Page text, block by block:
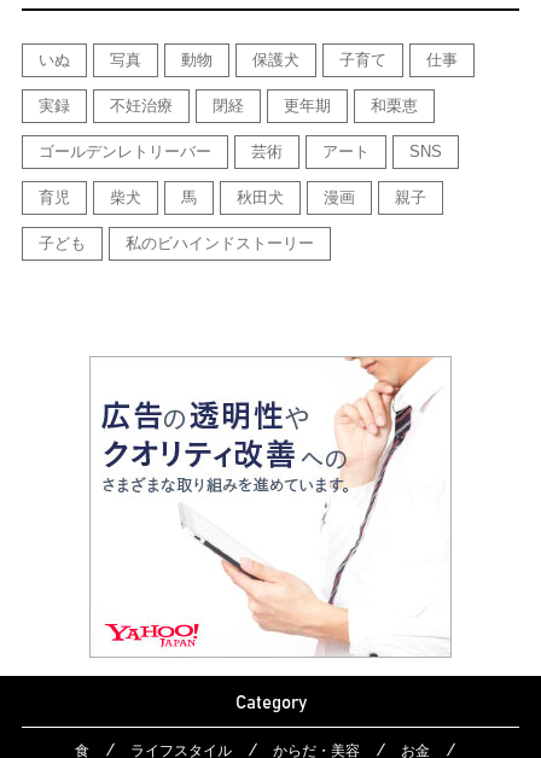
いぬ 写真 動物 保護犬 子育て 仕事
実録 不妊治療 閉経 更年期 和栗恵
ゴールデンレトリーバー 芸術 アート SNS
育児 柴犬 馬 秋田犬 漫画 親子
子ども 私のビハインドストーリー
Category
食 ライフスタイル からだ・美容 お金